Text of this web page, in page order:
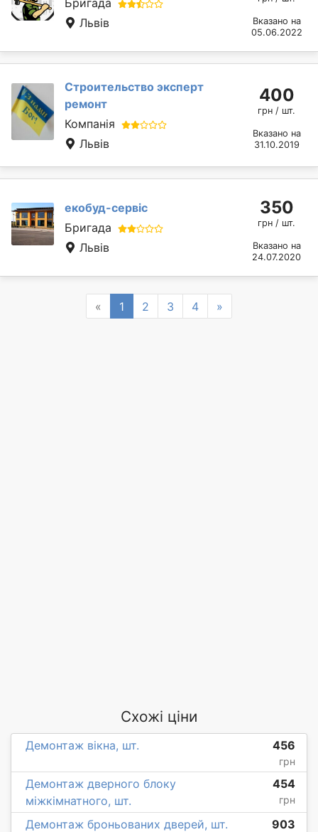
Львів
Вказано на
05.06.2022
Строительство эксперт
ремонт
Компанія
Львів
400
грн / шт.
Вказано на
31.10.2019
екобуд-сервіс
Бригада
Львів
350
грн / шт.
Вказано на
24.07.2020
« Previous
1 2 3 4 »
Схожі ціни
Демонтаж вікна, шт. 456
грн
Демонтаж дверного блоку
міжкімнатного, шт.
454
грн
Демонтаж броньованих дверей, шт. 903